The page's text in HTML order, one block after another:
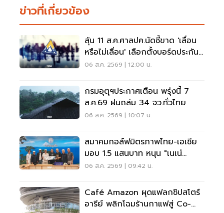
ข่าวที่เกี่ยวข้อง
ลุ้น 11 ส.ค.ศาลปค.นัดชี้ขาด 'เลื่อน
หรือไม่เลื่อน' เลือกตั้งบอร์ดประกัน
สังคม
06 ส.ค. 2569 | 12:00 น.
กรมอุตุฯประกาศเตือน พรุ่งนี้ 7
ส.ค.69 ฝนถล่ม 34 จว.ทั่วไทย
06 ส.ค. 2569 | 10:07 น.
สมาคมกอล์ฟมิตรภาพไทย-เอเชีย
มอบ 1.5 แสนบาท หนุน "เนเน่
รอยัล" ลุยเวทีที่สหรัฐ
06 ส.ค. 2569 | 09:42 น.
Café Amazon ผุดแฟลกชิปสโตร์
อารีย์ พลิกโฉมร้านกาแฟสู่ Co-